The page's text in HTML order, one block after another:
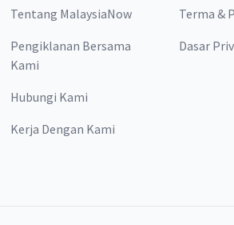
Tentang MalaysiaNow
Pengiklanan Bersama
Kami
Hubungi Kami
Kerja Dengan Kami
Terma &
Dasar